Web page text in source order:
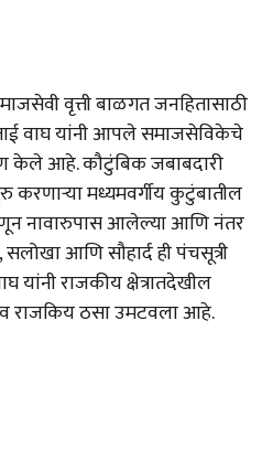
वृत्ती बाळगत जनहितासाठी
वाघ यांनी आपले समाजसेविकेचे
आहे. कौटुंबिक जबाबदारी
मध्यमवर्गीय कुटुंबातील
नावारुपास आलेल्या आणि नंतर
आणि सौहार्द ही पंचसूत्री
यांनी राजकीय क्षेत्रातदेखील
राजकिय ठसा उमटवला आहे.